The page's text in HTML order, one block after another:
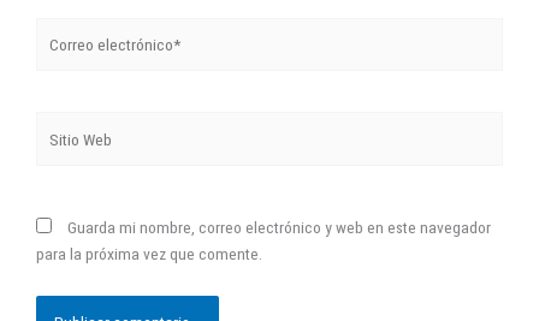
electrónico*
Web
Guarda mi nombre, correo electrónico y web en este navegador
para la próxima vez que comente.